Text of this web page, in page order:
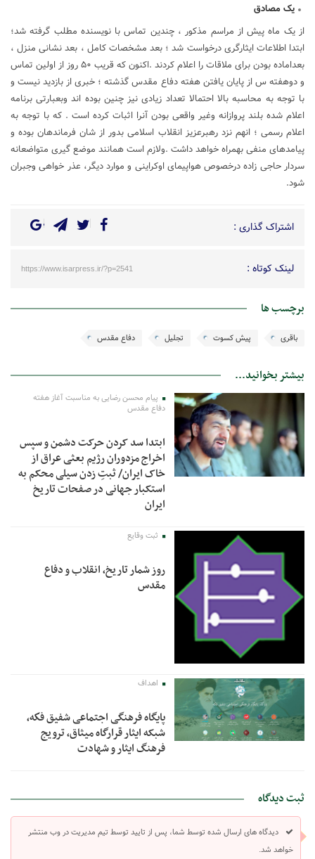
یک مصادق
از یک ماه پیش از مراسم مذکور ، چندین تماس با نویسنده مطلب گرفته شد؛
ابتدا اطلاعات ایثارگری درخواست شد ؛ بعد مشخصات کامل ، بعد نشانی منزل ،
بعداماده بودن برای ملاقات را اعلام کردند .اکنون که قریب ۵۰ روز از اولین تماس
و دوهفته س از پایان یافتن هفته دفاع مقدس گذشته ؛ خبری از بازدید نیست و
با توجه به محاسبه بالا احتمالا تعداد زیادی نیز چنین بوده اند وبعبارتی برنامه
اعلام شده بلند پروازانه وغیر واقعی بودن آنرا اثبات کرده است . که با توجه به
اعلام رسمی ؛ انهم نزد رهبرعزیز انقلاب اسلامی بدور از شان فرماندهان بوده و
پیامدهای منفی بهمراه خواهد داشت .ولازم است همانند موضع گیری متواضعانه
سردار حاجی زاده درخصوص هواپیمای اوکراینی و موارد دیگر، عذر خواهی وجبران
شود.
اشتراک گذاری :
لینک کوتاه : https://www.isarpress.ir/?p=2541
برچسب ها
باقری پیش کسوت تجلیل دفاع مقدس
بیشتر بخوانید...
پیام محسن رضایی به مناسبت آغاز هفته
دفاع مقدس
ابتدا سد کردن حرکت دشمن و سپس
اخراج مزدوران رژیم بعثی عراق از
خاک ایران/ ثبتِ زدن سیلی محکم به
استکبار جهانی در صفحات تاریخ
ایران
ثبت وقایع
روز شمار تاریخ، انقلاب و دفاع
مقدس
اهداف
پایگاه فرهنگی اجتماعی شفیق فكه،
شبکه ایثار قرارگاه میثاق، ترویج
فرهنگ ایثار و شهادت
ثبت دیدگاه
دیدگاه های ارسال شده توسط شما، پس از تایید توسط تیم مدیریت در وب منتشر
خواهد شد.